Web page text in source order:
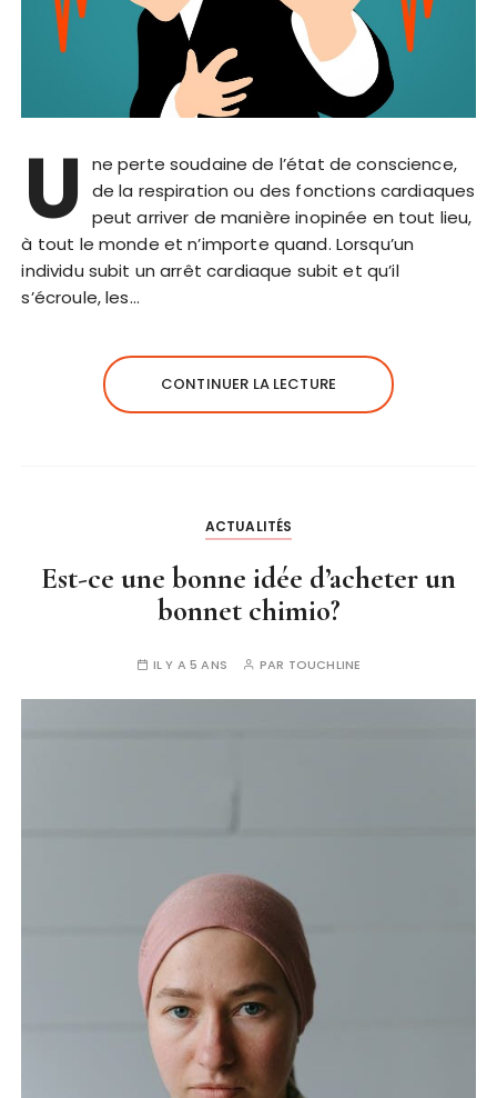
U
ne perte soudaine de l’état de conscience,
de la respiration ou des fonctions cardiaques
peut arriver de manière inopinée en tout lieu,
à tout le monde et n’importe quand. Lorsqu’un
individu subit un arrêt cardiaque subit et qu’il
s’écroule, les…
CONTINUER LA LECTURE
ACTUALITÉS
Est-ce une bonne idée d’acheter un
bonnet chimio?
IL Y A 5 ANS PAR TOUCHLINE